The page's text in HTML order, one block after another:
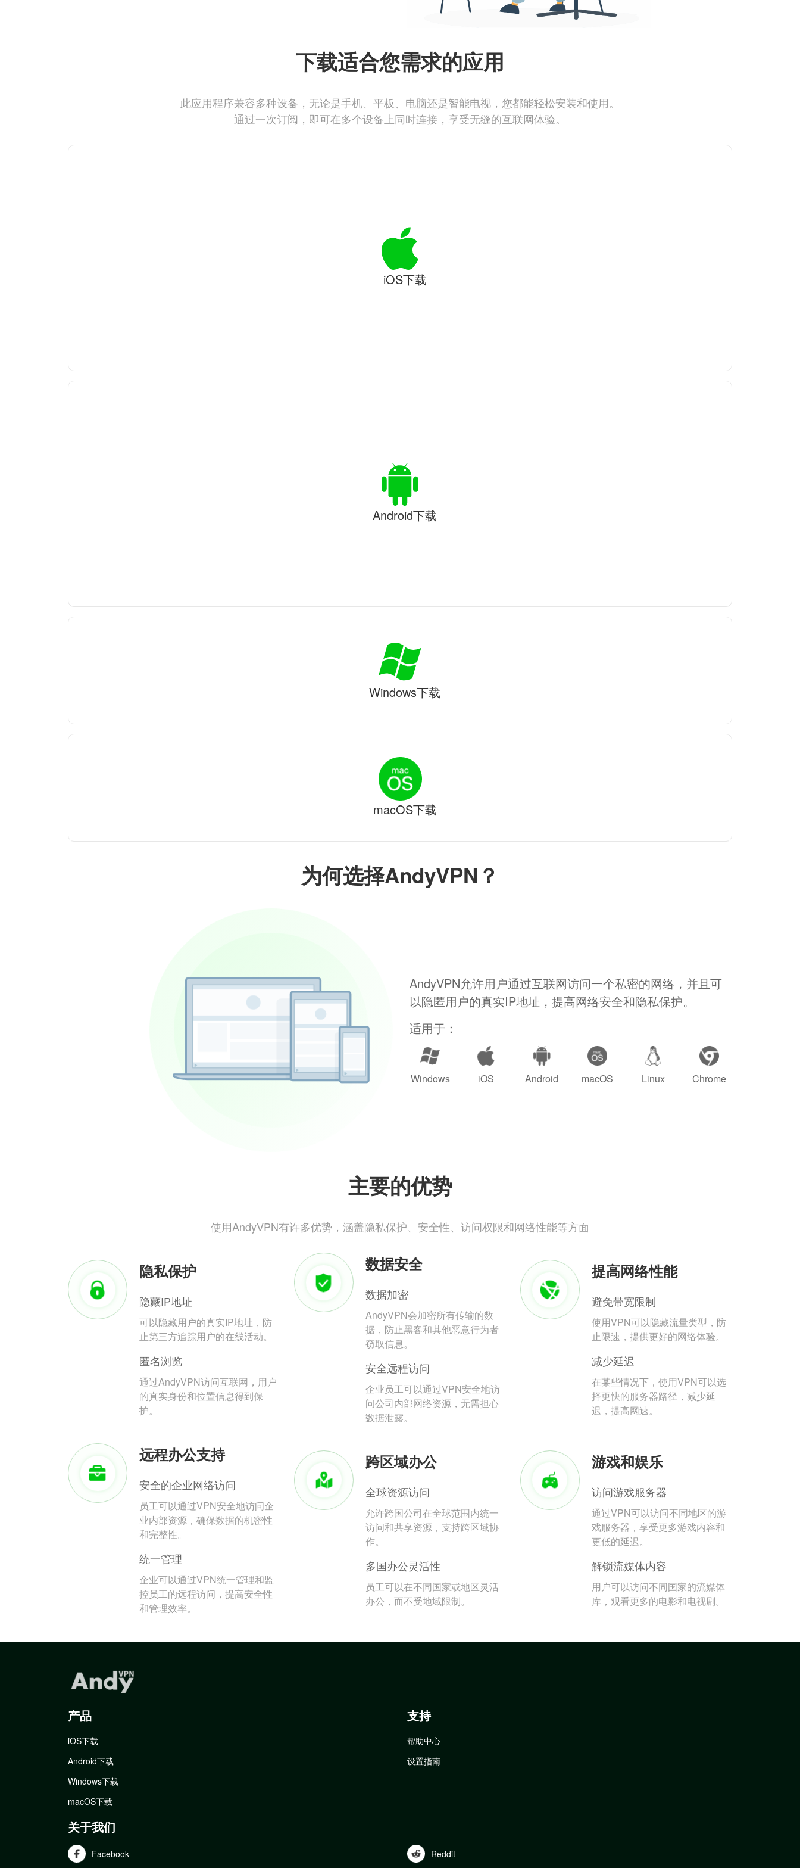
为何选择AndyVPN？
AndyVPN允许用户通过互联网访问一个私密的网络，并且可
以隐匿用户的真实IP地址，提高网络安全和隐私保护。
适用于：
Windows iOS Android macOS Linux Chrome
主要的优势
使用AndyVPN有许多优势，涵盖隐私保护、安全性、访问权限和网络性能等方面
隐私保护
隐藏IP地址
可以隐藏用户的真实IP地址，防
止第三方追踪用户的在线活动。
匿名浏览
通过AndyVPN访问互联网，用户
的真实身份和位置信息得到保
护。
数据安全
数据加密
AndyVPN会加密所有传输的数
据，防止黑客和其他恶意行为者
窃取信息。
安全远程访问
企业员工可以通过VPN安全地访
问公司内部网络资源，无需担心
数据泄露。
提高网络性能
避免带宽限制
使用VPN可以隐藏流量类型，防
止限速，提供更好的网络体验。
减少延迟
在某些情况下，使用VPN可以选
择更快的服务器路径，减少延
迟，提高网速。
远程办公支持
安全的企业网络访问
员工可以通过VPN安全地访问企
业内部资源，确保数据的机密性
和完整性。
统一管理
企业可以通过VPN统一管理和监
控员工的远程访问，提高安全性
和管理效率。
跨区域办公
全球资源访问
允许跨国公司在全球范围内统一
访问和共享资源，支持跨区域协
作。
多国办公灵活性
员工可以在不同国家或地区灵活
办公，而不受地域限制。
游戏和娱乐
访问游戏服务器
通过VPN可以访问不同地区的游
戏服务器，享受更多游戏内容和
更低的延迟。
解锁流媒体内容
用户可以访问不同国家的流媒体
库，观看更多的电影和电视剧。
下载适合您需求的应用
此应用程序兼容多种设备，无论是手机、平板、电脑还是智能电视，您都能轻松安装和使用。
通过一次订阅，即可在多个设备上同时连接，享受无缝的互联网体验。
iOS下载
Android下载
Windows下载
macOS下载
产品
iOS下载
Android下载
Windows下载
macOS下载
支持
帮助中心
设置指南
关于我们
Facebook Reddit